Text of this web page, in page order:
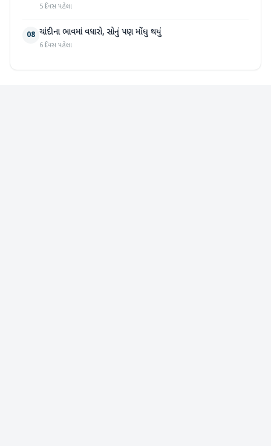
5 દિવસ પહેલા
08 ચાંદીના ભાવમાં વધારો, સોનું પણ મોંઘુ થયું
6 દિવસ પહેલા